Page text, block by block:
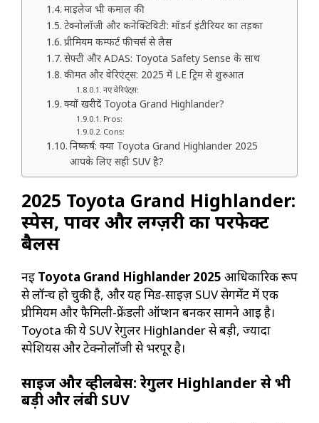
माइलेज भी कमाल की
टेक्नोलॉजी और कनेक्टिविटी: मॉडर्न इंटीरियर का तड़का
प्रीमियम कम्फर्ट फीचर्स से लैस
सेफ्टी और ADAS: Toyota Safety Sense के साथ
कीमत और वेरिएंट्स: 2025 में LE ट्रिम से शुरुआत
नए वेरिएंट्स:
क्यों खरीदें Toyota Grand Highlander?
Pros:
Cons:
निष्कर्ष: क्या Toyota Grand Highlander 2025
आपके लिए सही SUV है?
2025 Toyota Grand Highlander:
स्पेस, पावर और लग्ज़री का परफेक्ट
बैलेंस
नई Toyota Grand Highlander 2025 आधिकारिक रूप
से लॉन्च हो चुकी है, और यह मिड-साइज़ SUV सेगमेंट में एक
प्रीमियम और फैमिली-फ्रेंडली ऑप्शन बनकर सामने आई है।
Toyota की ये SUV रेगुलर Highlander से बड़ी, ज्यादा
स्पेशियस और टेक्नोलॉजी से भरपूर है।
साइज और व्हीलबेस: रेगुलर Highlander से भी
बड़ी और लंबी SUV